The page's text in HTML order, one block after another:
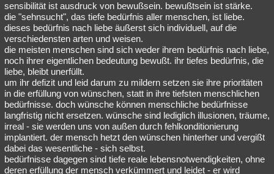
sensibilität ist ausdruck von bewußsein. bewußtsein ist stärke.
die "sehnsucht", das tiefe bedürfnis aller menschen, ist liebe.
dieses bedürfnis nach liebe äußerst sich individuell, auf die
verschiedensten arten und weisen.
die meisten menschen sind sich weder ihrem bedürfnis nach liebe,
noch ihrer eigentlichen bedeutung bewußt. ihr tiefes bedürfnis, die
liebe, bleibt unerfüllt.
um ihr defizit und leid darum zu mildern setzen sie ihre prioritäten
in die erfüllung von wünschen, statt in ihre tiefsten menschlichen
bedürfnisse. doch wünsche können menschliche bedürfnisse
langfristig nicht ersetzen. wünsche sind lediglich illusionen, träume,
irreal - sie werden uns von außen durch fehlkonditionierung
implantiert. der mensch hetzt den wünschen hinterher und vergißt
dabei das wesentliche - sich selbst.
bedürfnisse dagegen sind tiefe reale lebensnotwendigkeiten, ohne
deren erfüllung der mensch verkümmert und leidet - er wird